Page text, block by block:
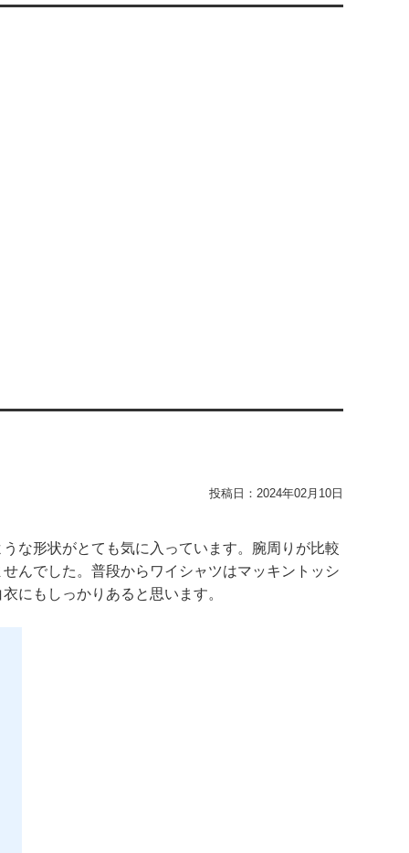
投稿日： 2024年02月10日
な形状がとても気に入っています。腕周りが比較
んでした。普段からワイシャツはマッキントッシ
にもしっかりあると思います。